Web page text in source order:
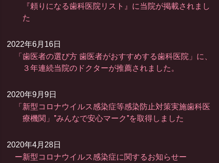
『頼りになる歯科医院リスト』に当院が掲載されまし
た
「歯医者の選び方 歯医者がおすすめする歯科医院」に、
３年連続当院のドクターが推薦されました。
2022年6月16日
「新型コロナウイルス感染症等感染防止対策実施歯科医
療機関」”みんなで安心マーク”を取得しました
2020年9月9日
ー新型コロナウイルス感染症に関するお知らせー
2020年4月28日